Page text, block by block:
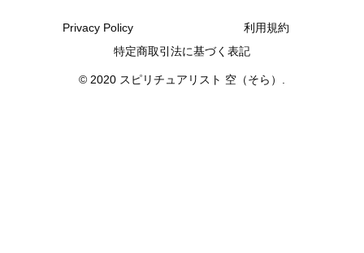
Privacy Policy
利用規約
特定商取引法に基づく表記
© 2020 スピリチュアリスト 空（そら）.